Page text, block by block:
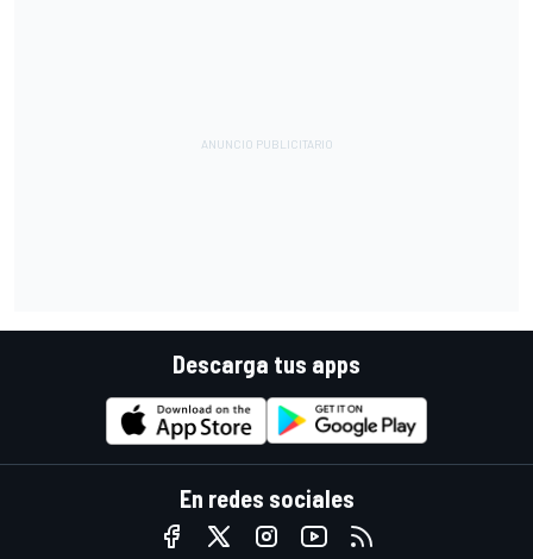
Descarga tus apps
En redes sociales